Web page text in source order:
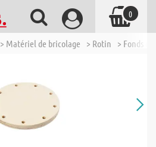
> Matériel de bricolage > Rotin > Fonds
0